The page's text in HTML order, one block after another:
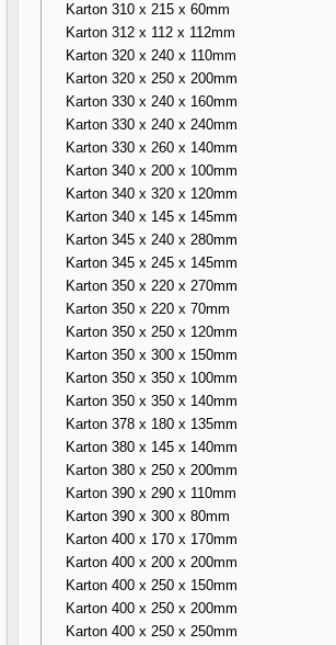
Karton 310 x 215 x 60mm
Karton 312 x 112 x 112mm
Karton 320 x 240 x 110mm
Karton 320 x 250 x 200mm
Karton 330 x 240 x 160mm
Karton 330 x 240 x 240mm
Karton 330 x 260 x 140mm
Karton 340 x 200 x 100mm
Karton 340 x 320 x 120mm
Karton 340 x 145 x 145mm
Karton 345 x 240 x 280mm
Karton 345 x 245 x 145mm
Karton 350 x 220 x 270mm
Karton 350 x 220 x 70mm
Karton 350 x 250 x 120mm
Karton 350 x 300 x 150mm
Karton 350 x 350 x 100mm
Karton 350 x 350 x 140mm
Karton 378 x 180 x 135mm
Karton 380 x 145 x 140mm
Karton 380 x 250 x 200mm
Karton 390 x 290 x 110mm
Karton 390 x 300 x 80mm
Karton 400 x 170 x 170mm
Karton 400 x 200 x 200mm
Karton 400 x 250 x 150mm
Karton 400 x 250 x 200mm
Karton 400 x 250 x 250mm